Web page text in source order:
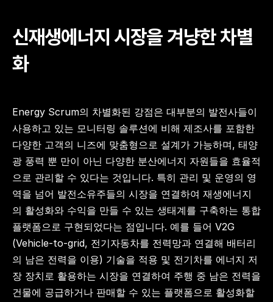
신재생에너지 시장을 겨냥한 차별
화
Energy Scrum의 차별화된 강점은 대부분의 발전사들이
사용하고 있는 모니터링 솔루션에 비해 제조사를 포함한
다양한 고객의 니즈에 맞춤형으로 설계가 가능하며, 태양
광 풍력 뿐 만이 아닌 다양한 분산에너지 자원들을 효율적
으로 관리할 수 있다는 것입니다. 특히 관리 및 운영의 영
역을 넘어 발전소유주들의 시장을 연결하여 재생에너지
의 활성화와 수익을 만들 수 있는 생태계를 구축하는 통합
플랫폼으로 구현되었다는 점입니다. 예를 들어 V2G
(Vehicle-to-grid, 전기자동차를 전력망과 연결해 배터리
의 남은 전력을 이용) 기술을 적용 및 전기차를 에너지 저
장 장치로 활용하는 시장을 연결하여 주행 중 남은 전력을
건물에 공급하거나 판매할 수 있는 플랫폼으로 활성화할